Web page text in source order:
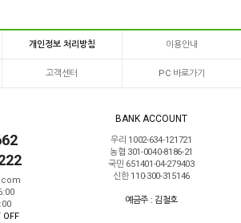
개인정보 처리방침 이용안내
고객센터 PC 바로가기
OFF
BANK ACCOUNT
우리 1002-634-121721
농협 301-0040-8186-21
국민 651401-04-279403
신한 110-300-315146
예금주 : 김철호